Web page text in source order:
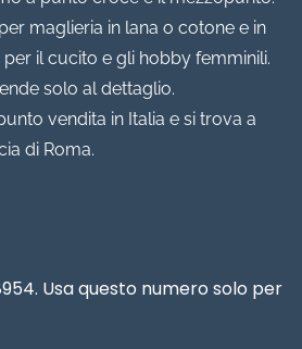
maglieria in lana o cotone e in
il cucito e gli hobby femminili.
solo al dettaglio.
vendita in Italia e si trova a
di Roma.
Usa questo numero solo per